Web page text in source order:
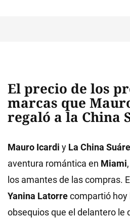
El precio de los
marcas que
regaló a la China
Mauro Icardi y La China
aventura romántica en Miami
los amantes de las compras.
Yanina Latorrecompartió hoy
obsequios que el delantero le